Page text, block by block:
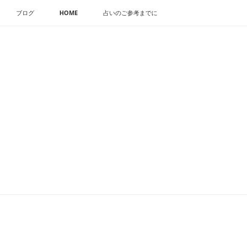
ブログ HOME 占いのご参考までに